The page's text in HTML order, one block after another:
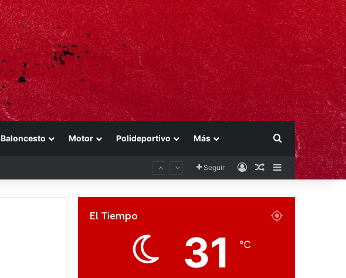
Baloncesto Motor Polideportivo Más Buscar por
Seguir AccesoPublicación al
Barra lateral
El Tiempo
31 ℃